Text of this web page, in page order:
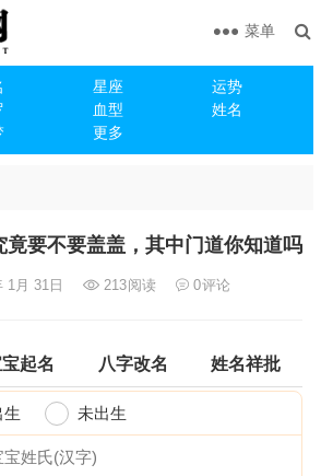
星座
运势
血型
姓名
更多
菜单
竟要不要盖盖，其中门道你知道吗
1月 31日 213阅读 0评论
起名 八字改名 姓名祥批
生 未出生